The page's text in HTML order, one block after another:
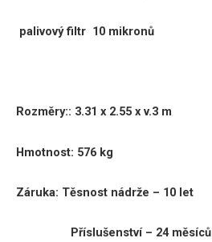
palivový filtr 10 mikronů
Rozměry:: 3.31 x 2.55 x v.3 m
Hmotnost: 576 kg
Záruka: Těsnost nádrže – 10 let
Příslušenství – 24 měsíců